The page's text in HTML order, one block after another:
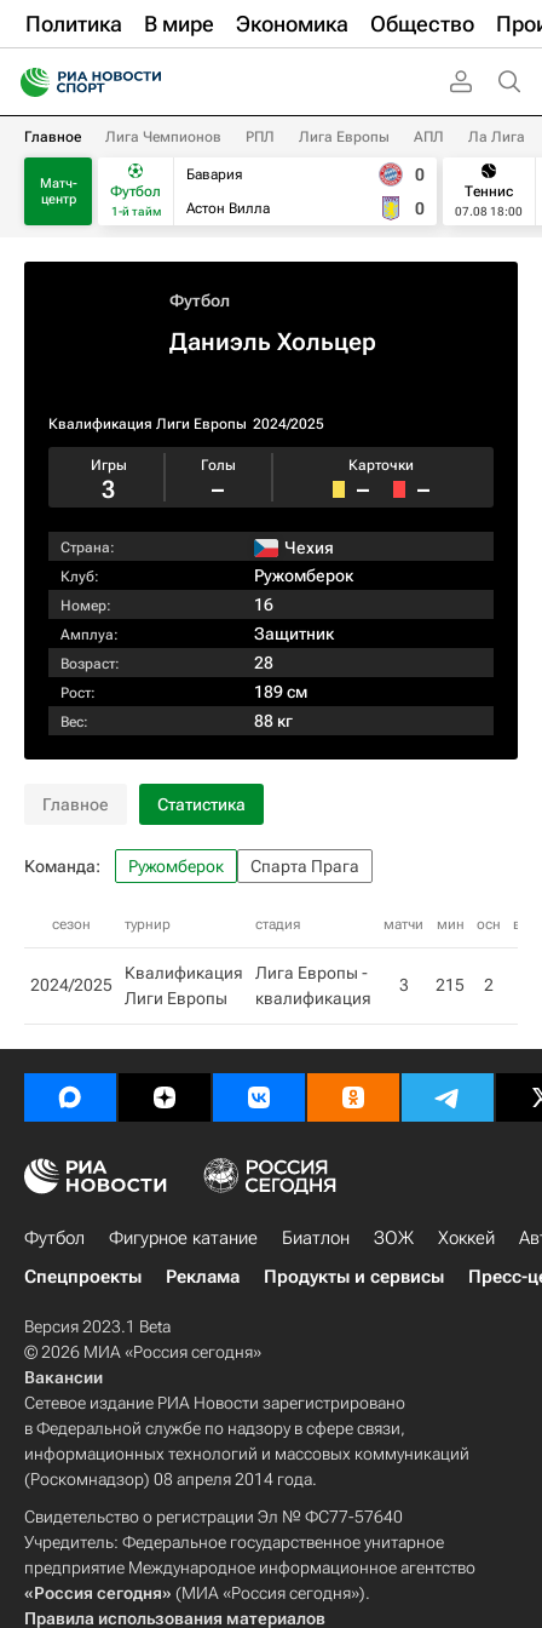
Политика В мире Экономика Общество
Главное Лига Чемпионов РПЛ Лига Европы АПЛ Ла Лига
Матч-
центр
Футбол
1-й тайм
Бавария
Астон Вилла
0
0
Теннис
07.08 18:00
Футбол
Даниэль Хольцер
Квалификация Лиги Европы 2024/2025
Игры
3
Голы
–
Карточки
– –
Страна: Чехия
Клуб: Ружомберок
Номер: 16
Амплуа: Защитник
Возраст: 28
Рост: 189 см
Вес: 88 кг
Главное Статистика
Команда: Ружомберок Спарта Прага
сезон турнир стадия матчи мин осн внз
2024/2025
Квалификация
Лиги Европы
Лига Европы -
квалификация
3 215 2
Футбол Фигурное катание Биатлон ЗОЖ Хоккей
Спецпроекты
Реклама Продукты и сервисы Пресс-
Версия 2023.1 Beta
© 2026 МИА «Россия сегодня»
Вакансии
Сетевое издание РИА Новости зарегистрировано
в Федеральной службе по надзору в сфере связи,
информационных технологий и массовых коммуникаций
(Роскомнадзор) 08 апреля 2014 года.
Свидетельство о регистрации Эл № ФС77-57640
Учредитель: Федеральное государственное унитарное
предприятие Международное информационное агентство
«Россия сегодня» (МИА «Россия сегодня»).
Правила использования материалов